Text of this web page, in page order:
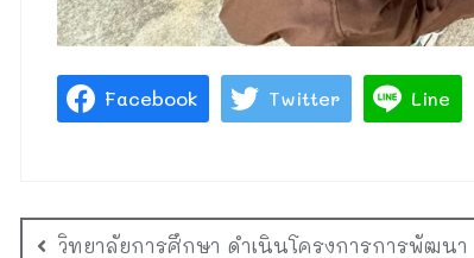
Facebook Twitter Line
วิทยาลัยการศึกษา ดำเนินโครงการการพัฒนา